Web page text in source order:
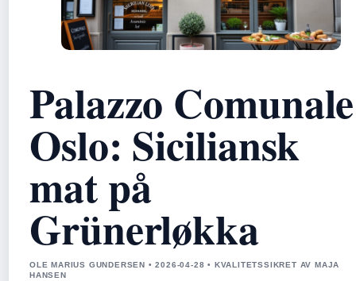
Palazzo Comunale
Oslo: Siciliansk
mat på
Grünerløkka
OLE MARIUS GUNDERSEN • 2026-04-28 • KVALITETSSIKRET AV MAJA
HANSEN